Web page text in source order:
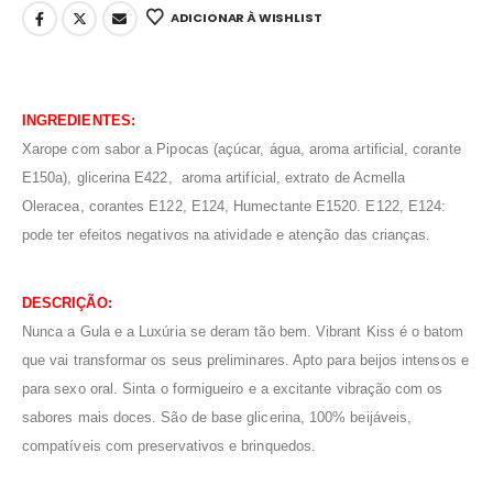
ADICIONAR À WISHLIST
INGREDIENTES:
Xarope com sabor a Pipocas (açúcar, água, aroma artificial, corante
E150a), glicerina E422, aroma artificial, extrato de Acmella
Oleracea, corantes E122, E124, Humectante E1520. E122, E124:
pode ter efeitos negativos na atividade e atenção das crianças.
DESCRIÇÃO:
Nunca a Gula e a Luxúria se deram tão bem. Vibrant Kiss é o batom
que vai transformar os seus preliminares. Apto para beijos intensos e
para sexo oral. Sinta o formigueiro e a excitante vibração com os
sabores mais doces. São de base glicerina, 100% beijáveis,
compatíveis com preservativos e brinquedos.